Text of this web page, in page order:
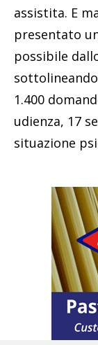
assistita. E
presentato
possibile
1.400
udienza, 17
situazione